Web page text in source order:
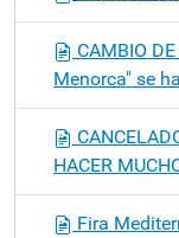
CAMBIO
Menorca" se
HACER
Fira